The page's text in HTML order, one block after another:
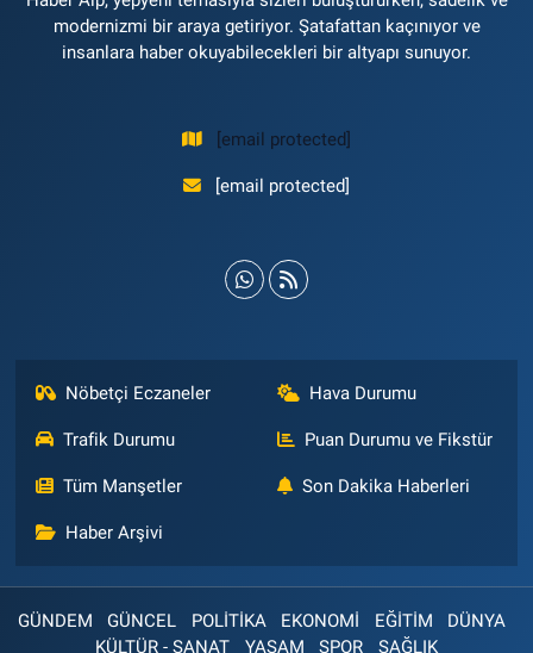
modernizmi bir araya getiriyor. Şatafattan kaçınıyor ve
insanlara haber okuyabilecekleri bir altyapı sunuyor.
[email protected]
[email protected]
Nöbetçi Eczaneler Hava Durumu
Trafik Durumu Puan Durumu ve Fikstür
Tüm Manşetler Son Dakika Haberleri
Haber Arşivi
GÜNDEM GÜNCEL POLİTİKA EKONOMİ EĞİTİM
DÜNYA
KÜLTÜR - SANAT
YAŞAM SPOR SAĞLIK